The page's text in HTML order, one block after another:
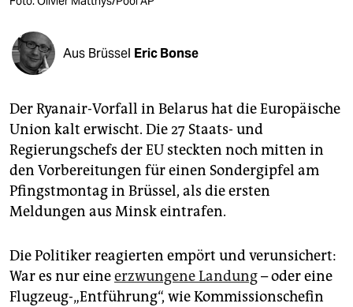
fragen & hilfe
unterstützen
genossenschaft
epaper login
Aus Brüssel Eric Bonse
Der Ryanair-Vorfall in Belarus hat die Europäische
Union kalt erwischt. Die 27 Staats- und
Regierungschefs der EU steckten noch mitten in
den Vorbereitungen für einen Sondergipfel am
Pfingstmontag in Brüssel, als die ersten
Meldungen aus Minsk eintrafen.
Die Politiker reagierten empört und verunsichert:
War es nur eineerzwungene Landung– oder eine
Flugzeug-„Entführung“, wie Kommissionschefin